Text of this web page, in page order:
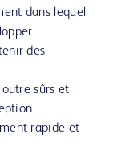
dans lequel
des
sûrs et
rapide et